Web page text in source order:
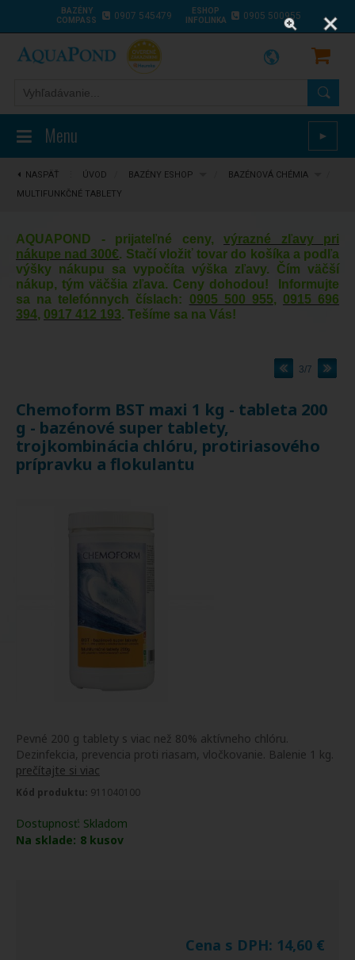
BAZÉNY
COMPASS
0907 545479
ESHOP
INFOLINKA
0905 500955
Menu ►
NASPÄŤ ÚVOD BAZÉNY ESHOP BAZÉNOVÁ CHÉMIA
MULTIFUNKČNÉ TABLETY
AQUAPOND - prijateľné ceny, výrazné zľavy pri
nákupe nad 300€. Stačí vložiť tovar do košíka a podľa
výšky nákupu sa vypočíta výška zľavy. Čím väčší
nákup, tým väčšia zľava. Ceny dohodou! Informujte
sa na telefónnych číslach: 0905 500 955, 0915 696
394, 0917 412 193. Tešíme sa na Vás!
3/7
Chemoform BST maxi 1 kg - tableta 200
g - bazénové super tablety,
trojkombinácia chlóru, protiriasového
prípravku a flokulantu
Pevné 200 g tablety s viac než 80% aktívneho chlóru.
Dezinfekcia, prevencia proti riasam, vločkovanie. Balenie 1 kg.
prečítajte si viac
Kód produktu: 911040100
Dostupnosť: Skladom
Na sklade: 8 kusov
Cena s DPH: 14,60 €